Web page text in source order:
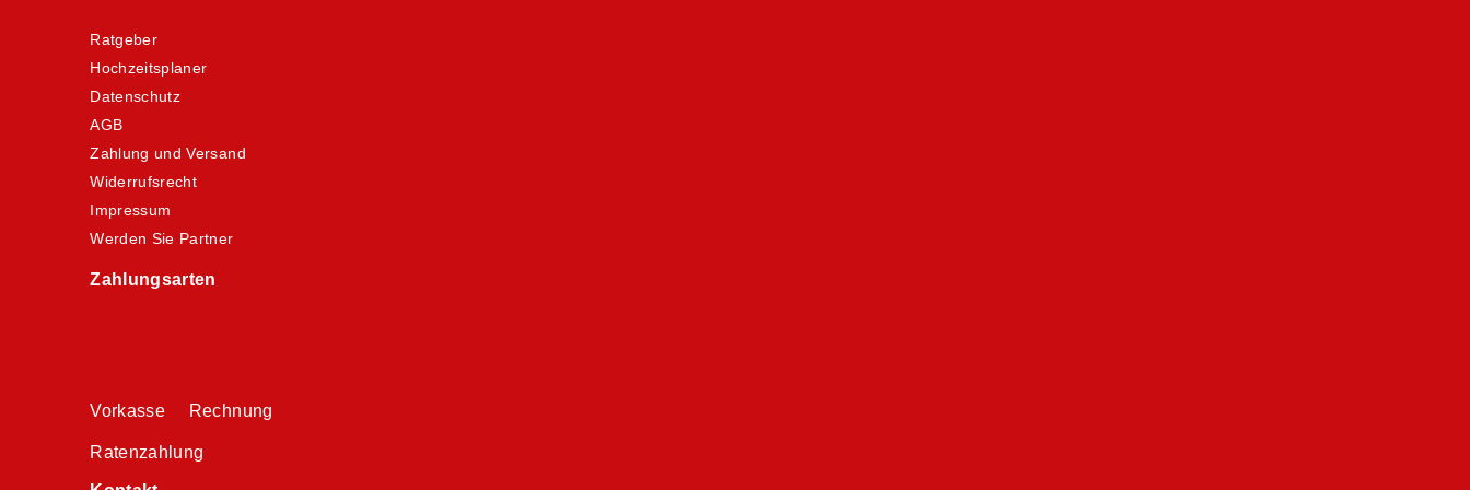
Ratgeber
Hochzeitsplaner
Datenschutz
AGB
Zahlung und Versand
Widerrufsrecht
Impressum
Werden Sie Partner
Zahlungsarten
Vorkasse Rechnung
Ratenzahlung